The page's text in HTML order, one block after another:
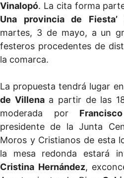
Vinalopó. La cita forma
Una provincia de Fiesta’
martes, 3 de mayo, a un
festeros procedentes de
la comarca.
La propuesta tendrá lugar
de Villenaa partir de las
moderada por
presidente de la Junta
Moros y Cristianos de esta
la mesa redonda estará
Cristina Hernández,